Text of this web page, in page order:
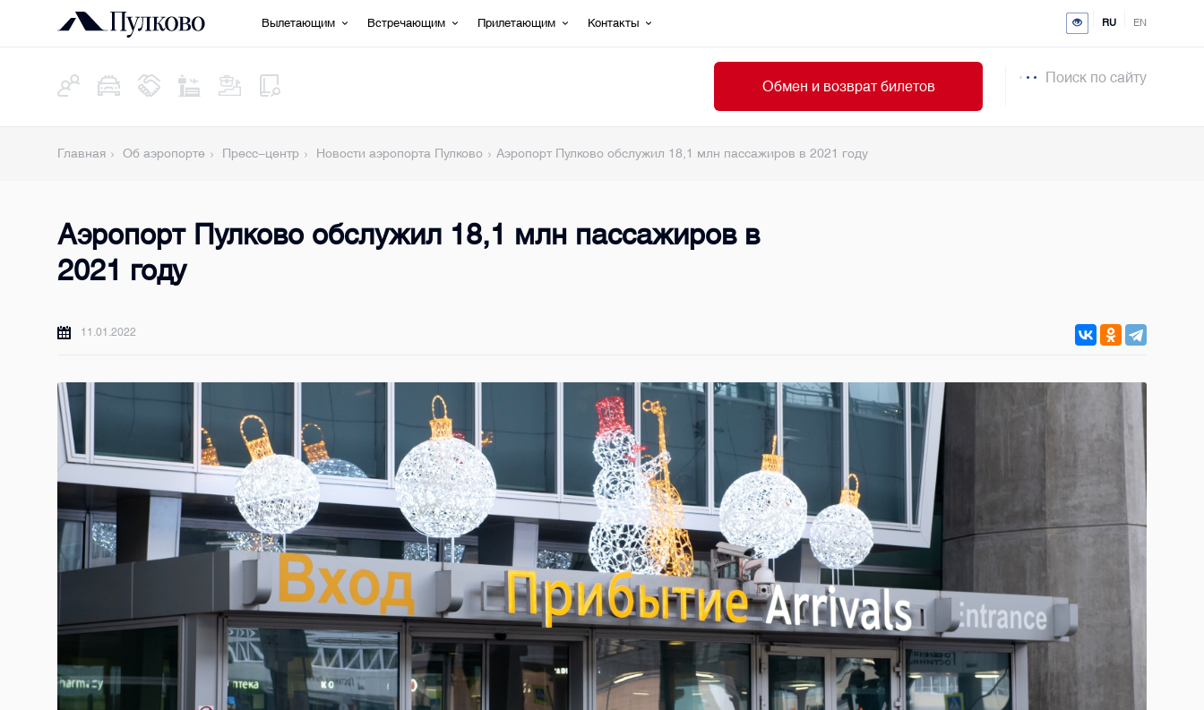
Вылетающим Встречающим Прилетающим Контакты RU EN
Обмен и возврат билетов
Поиск по сайту
Главная Об аэропорте Пресс-центр Новости аэропорта Пулково Аэропорт Пулково обслужил 18,1 млн пассажиров в 2021 году
Аэропорт Пулково обслужил 18,1 млн пассажиров в
2021 году
11.01.2022